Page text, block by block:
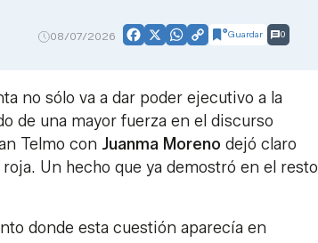
08/07/2026 Facebook
X WhatsApp
CopyGuardar 0
no sólo va a dar poder ejecutivo a la
de una mayor fuerza en el discurso
Telmo con Juanma Moreno dejó claro
Un hecho que ya demostró en el resto
donde esta cuestión aparecía en